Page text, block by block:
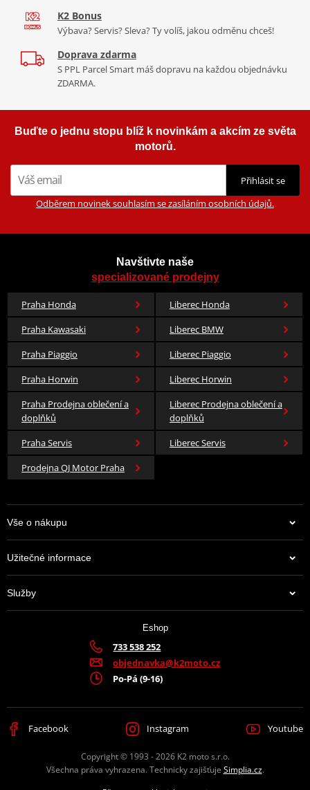
K2 Bonus
Výbava? Servis? Sleva? Ty volíš, jakou odměnu chceš!
Doprava zdarma
S PPL Parcel Smart máš dopravu na každou objednávku
ZDARMA.
Buďte o jednu stopu blíž k novinkám a akcím ze světa
motorů.
Přihlásit se
Odběrem novinek souhlasím se zasíláním osobních údajů.
Navštivte naše
specializované prodejny
Praha Honda
Liberec Honda
Praha Kawasaki
Liberec BMW
Praha Piaggio
Liberec Piaggio
Praha Horwin
Liberec Horwin
Praha Prodejna oblečení a
doplňků
Liberec Prodejna oblečení a
doplňků
Praha Servis
Liberec Servis
Prodejna QJ Motor Praha
Vše o nákupu
Užitečné informace
Služby
Eshop
733 538 252
objednavka@k2moto.cz
Po-Pá (9-16)
Facebook Instagram Youtube
Copyright © 1993 - 2026 K2 moto s.r.o.
Všechna práva vyhrazena. Technicky zajišťuje Simplia.cz.